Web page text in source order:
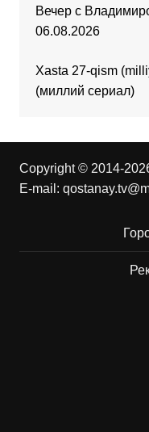
Вечер с
06.08.2026
Xasta 27-qism
(миллий сериал)
Copyright © 2014-
E-mail: